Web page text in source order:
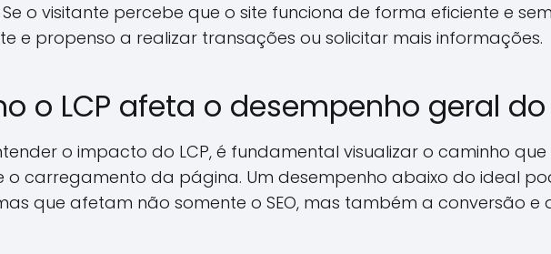
Se o visitante percebe que o site funciona de forma eficiente e
e propenso a realizar transações ou solicitar mais informações.
o LCP afeta o desempenho geral
o impacto do LCP, é fundamental visualizar o caminho
o carregamento da página. Um desempenho abaixo do ideal
que afetam não somente o SEO, mas também a conversão